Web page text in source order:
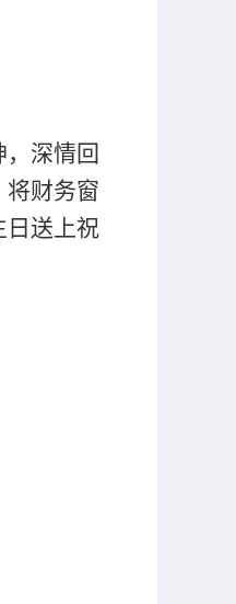
深情回
将财务窗
日送上祝